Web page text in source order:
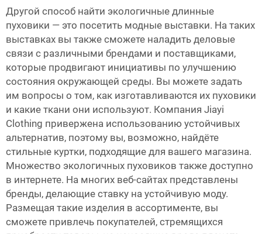
Другой способ найти экологичные длинные
пуховики — это посетить модные выставки. На таких
выставках вы также сможете наладить деловые
связи с различными брендами и поставщиками,
которые продвигают инициативы по улучшению
состояния окружающей среды. Вы можете задать
им вопросы о том, как изготавливаются их пуховики
и какие ткани они используют. Компания Jiayi
Clothing привержена использованию устойчивых
альтернатив, поэтому вы, возможно, найдёте
стильные куртки, подходящие для вашего магазина.
Множество экологичных пуховиков также доступно
в интернете. На многих веб-сайтах представлены
бренды, делающие ставку на устойчивую моду.
Размещая такие изделия в ассортименте, вы
сможете привлечь покупателей, стремящихся